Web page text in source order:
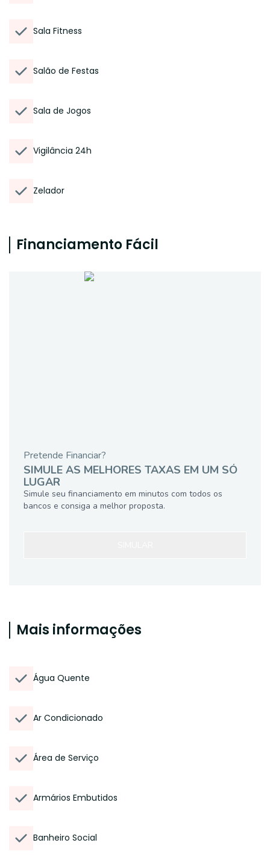
Sala Fitness
Salão de Festas
Sala de Jogos
Vigilância 24h
Zelador
Financiamento Fácil
Pretende Financiar?
SIMULE AS MELHORES TAXAS EM UM SÓ
LUGAR
Simule seu financiamento em minutos com todos os
bancos e consiga a melhor proposta.
Mais informações
Água Quente
Ar Condicionado
Área de Serviço
Armários Embutidos
Banheiro Social